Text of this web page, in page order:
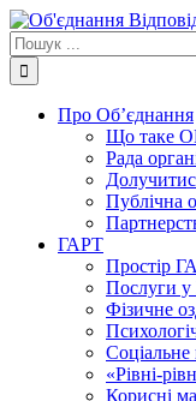
Skip
to
content
Пошук
...
Про Об’єднання
Що таке
Рада
Публічна
ГАРТ
Простір
Послуги
Фізичне
Соціальне
«Рівні-
Корисні